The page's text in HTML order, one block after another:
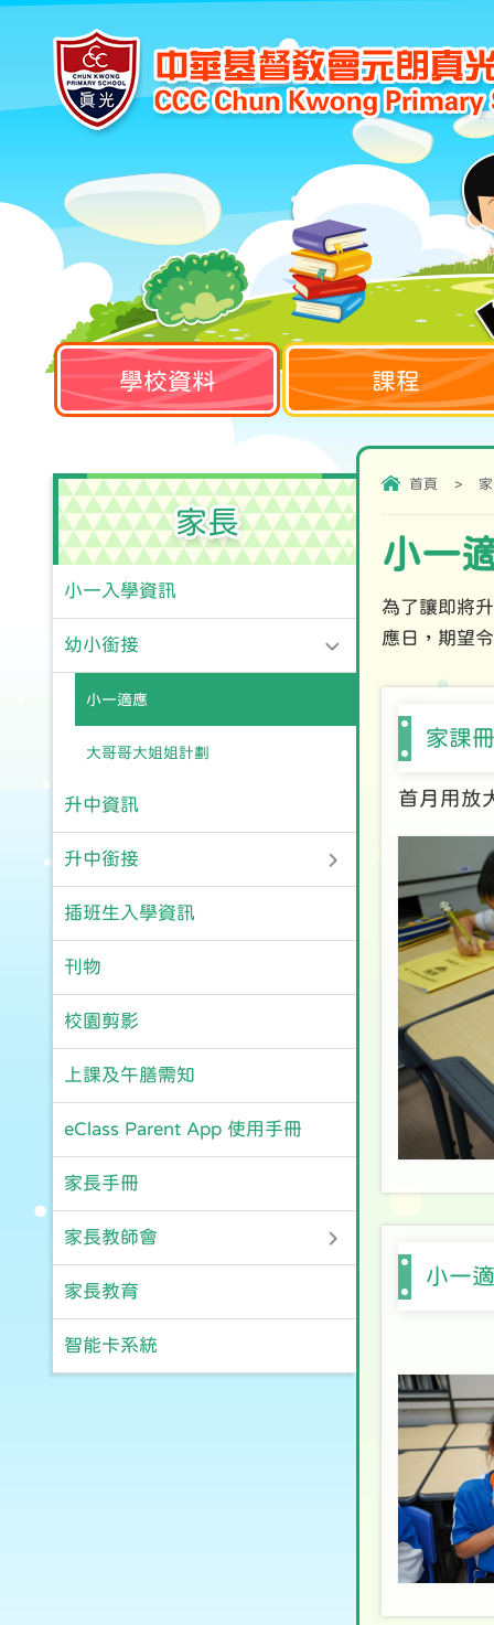
學校資料 課程
首頁 >
小一
為了讓即將
應日，期望
家課冊
首月用放
小一
家長
小一入學資訊
幼小銜接
小一適應
大哥哥大姐姐計劃
升中資訊
升中銜接
插班生入學資訊
刊物
校園剪影
上課及午膳需知
eClass Parent App 使用手冊
家長手冊
家長教師會
家長教育
智能卡系統